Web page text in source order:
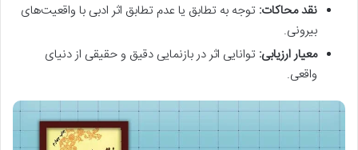
نقد محاکات: توجه به تطابق یا عدم تطابق اثر ادبی با واقعیت‌های
بیرونی.
معیار ارزیابی: توانایی اثر در بازنمایی دقیق و حقیقی از دنیای
واقعی.